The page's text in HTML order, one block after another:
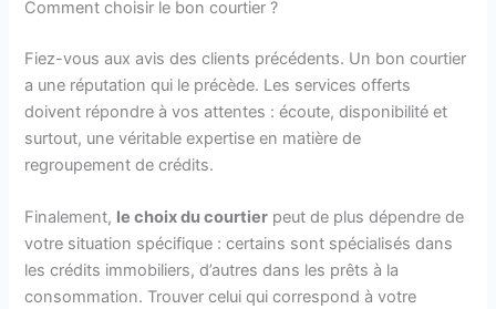
Comment choisir le bon courtier ?
Fiez-vous aux avis des clients précédents. Un bon courtier
a une réputation qui le précède. Les services offerts
doivent répondre à vos attentes : écoute, disponibilité et
surtout, une véritable expertise en matière de
regroupement de crédits.
Finalement, le choix du courtier peut de plus dépendre de
votre situation spécifique : certains sont spécialisés dans
les crédits immobiliers, d’autres dans les prêts à la
consommation. Trouver celui qui correspond à votre